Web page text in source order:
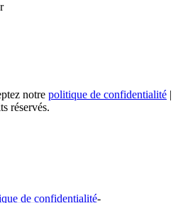
notre politique de confidentialité |
réservés.
de confidentialité-